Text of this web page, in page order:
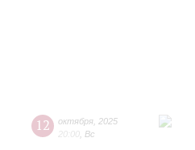
12 октября 2025
20:00 Вс